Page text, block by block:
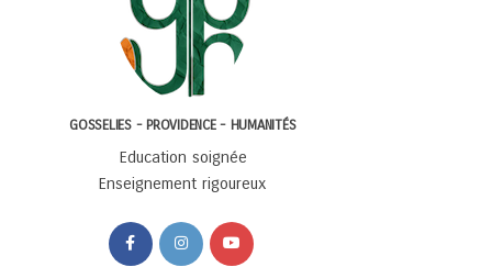
GOSSELIES - PROVIDENCE - HUMANITÉS
Education soignée
Enseignement rigoureux